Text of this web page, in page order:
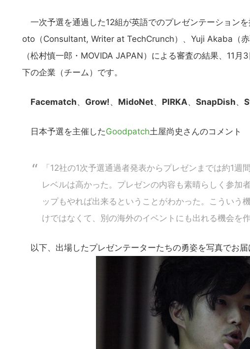
一次予選を通過した12組が英語でのプレゼンテーション
oto（Consultant, Writer at TechCrunch）、Yuji Akaba（
（松村慎一郎・MOVIDA JAPAN）による審査の結果、11
下の企業（チーム）です。
Facematch、 Grow! 、 MidoNet、 PIRKA、 SnapDish、
日本予選を主催したGoodpatch土屋尚史さんのコメント
「12社の1次予選通過者発表からプレゼンまでは約1
レベルは高かった。プレゼンの内容も素晴らしく参加
ップもやれば出来るということがわかった。こういう
けではなくて、別の海外のイベントにも出れる機会を
以下、出場したプレゼンテーターたちの勇姿を写真でお届